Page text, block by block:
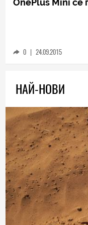
OnePlus Mini се
0 | 24.09.2015
НАЙ-НОВИ